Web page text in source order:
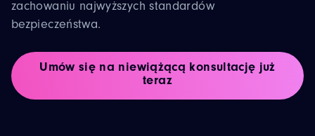
zachowaniu najwyższych standardów
bezpieczeństwa.
Umów się na niewiążącą konsultację już
teraz